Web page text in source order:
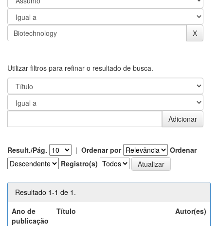
Utilizar filtros para refinar o resultado de busca.
Result./Pág. | Ordenar por
Ordenar
Registro(s)
Resultado 1-1 de 1.
Ano de
publicação
Título Autor(es)